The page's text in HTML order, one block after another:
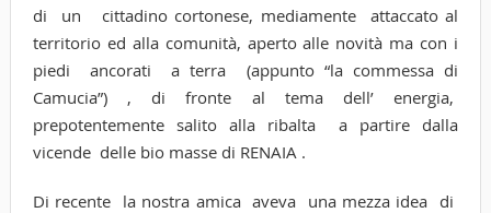
di un cittadino cortonese, mediamente attaccato al
territorio ed alla comunità, aperto alle novità ma con i
piedi ancorati a terra (appunto “la commessa di
Camucia”) , di fronte al tema dell’ energia,
prepotentemente salito alla ribalta a partire dalla
vicende delle bio masse di RENAIA .
Di recente la nostra amica aveva una mezza idea di